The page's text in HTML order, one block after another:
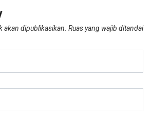
akan dipublikasikan. Ruas yang wajib ditandai